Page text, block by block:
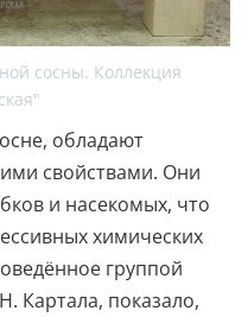
сосны. Коллекция
обладают
свойствами. Они
и насекомых, что
химических
группой
Картала, показало,